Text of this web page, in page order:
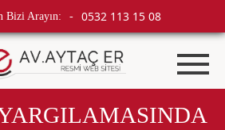
Bizi Arayın: - 0532 113 15 08